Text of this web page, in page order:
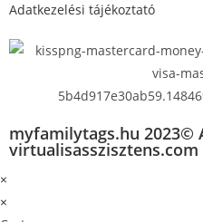
Adatkezelési tájékoztató
myfamilytags.hu 2023©
virtualisasszisztens.com
×
×